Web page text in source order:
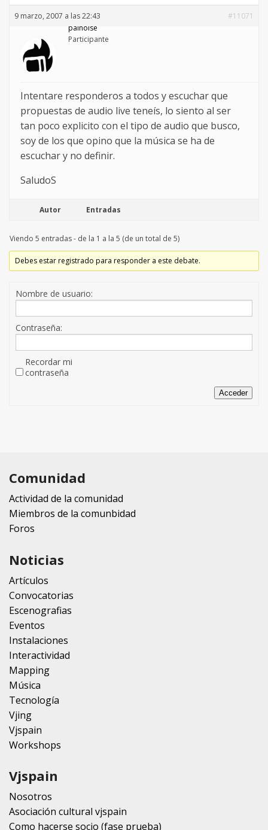
9 marzo, 2007 a las 22:43
#11071
palnoise
Participante
Intentare responderos a todos y escuchar que
propuestas de audio live teneís, lo siento al ser
tan poco explicito con el tipo de audio que busco,
soy de los que opino que la música se ha de
escuchar y no definir.
SaludoS
Autor Entradas
Viendo 5 entradas - de la 1 a la 5 (de un total de 5)
Debes estar registrado para responder a este debate.
Nombre de usuario:
Contraseña:
Recordar mi
contraseña
Acceder
Comunidad
Actividad de la comunidad
Miembros de la comunbidad
Foros
Noticias
Artículos
Convocatorias
Escenografias
Eventos
Instalaciones
Interactividad
Mapping
Música
Tecnología
Vjing
Vjspain
Workshops
Vjspain
Nosotros
Asociación cultural vjspain
Como hacerse socio (fase prueba)